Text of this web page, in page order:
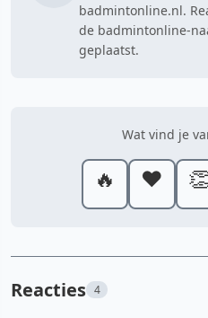
badmintonline.nl.
de badmintonline-
geplaatst.
Wat vind je
🔥 ❤️ 👏
Reacties 4